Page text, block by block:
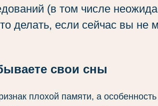
(в том числе
делать, если сейчас вы не
свои сны
плохой памяти, а